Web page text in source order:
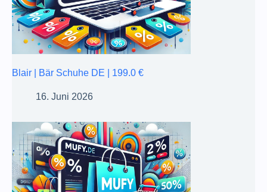
Blair | Bär Schuhe DE | 199.0 €
16. Juni 2026